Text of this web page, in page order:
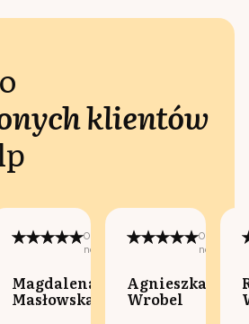
klientów
Opublikowano
na:
Magdalena
Masłowska
na:
Agnieszka
Wrobel